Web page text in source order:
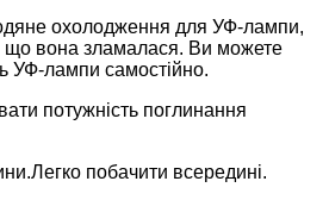
охолодження для УФ-лампи,
що вона зламалася. Ви можете
УФ-лампи самостійно.
потужність поглинання
побачити всередині.